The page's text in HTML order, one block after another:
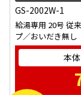
GS-2002W-1
給湯専用 20号 従
プ／おいだき無し
本